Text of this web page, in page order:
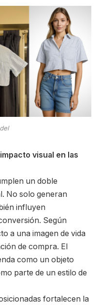
visual en las
un doble
No solo generan
influyen
Según
a una imagen de vida
de compra. El
como un objeto
parte de un estilo de
fortalecen la